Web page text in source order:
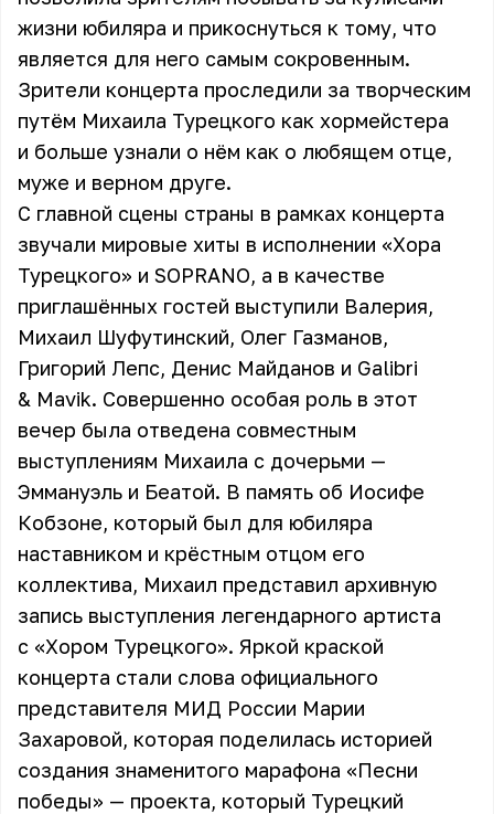
жизни юбиляра и прикоснуться к тому, что
является для него самым сокровенным.
Зрители концерта проследили за творческим
путём Михаила Турецкого как хормейстера
и больше узнали о нём как о любящем отце,
муже и верном друге.
С главной сцены страны в рамках концерта
звучали мировые хиты в исполнении «Хора
Турецкого» и SOPRANO, а в качестве
приглашённых гостей выступили Валерия,
Михаил Шуфутинский, Олег Газманов,
Григорий Лепс, Денис Майданов и Galibri
& Mavik. Совершенно особая роль в этот
вечер была отведена совместным
выступлениям Михаила с дочерьми —
Эммануэль и Беатой. В память об Иосифе
Кобзоне, который был для юбиляра
наставником и крёстным отцом его
коллектива, Михаил представил архивную
запись выступления легендарного артиста
с «Хором Турецкого». Яркой краской
концерта стали слова официального
представителя МИД России Марии
Захаровой, которая поделилась историей
создания знаменитого марафона «Песни
победы» — проекта, который Турецкий